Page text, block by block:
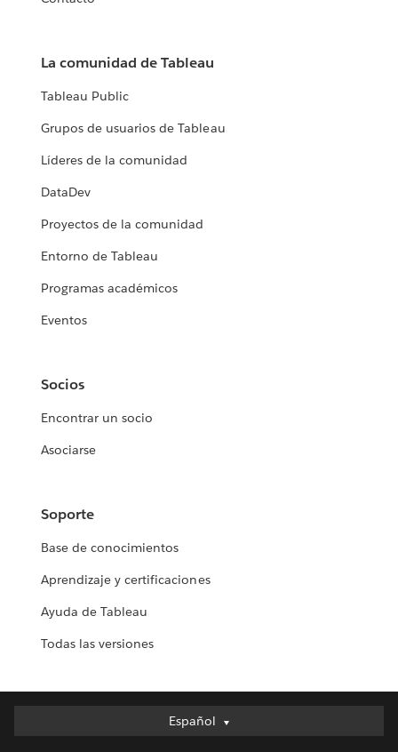
La comunidad de Tableau
Tableau Public
Grupos de usuarios de Tableau
Líderes de la comunidad
DataDev
Proyectos de la comunidad
Entorno de Tableau
Programas académicos
Eventos
Socios
Encontrar un socio
Asociarse
Soporte
Base de conocimientos
Aprendizaje y certificaciones
Ayuda de Tableau
Todas las versiones
Español
Español